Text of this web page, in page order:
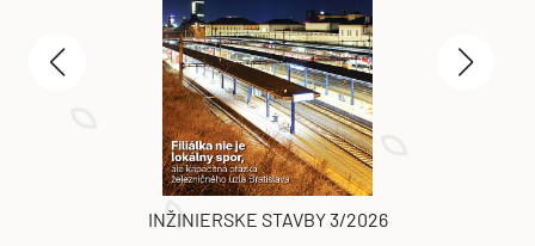
INŽINIERSKE STAVBY 3/2026